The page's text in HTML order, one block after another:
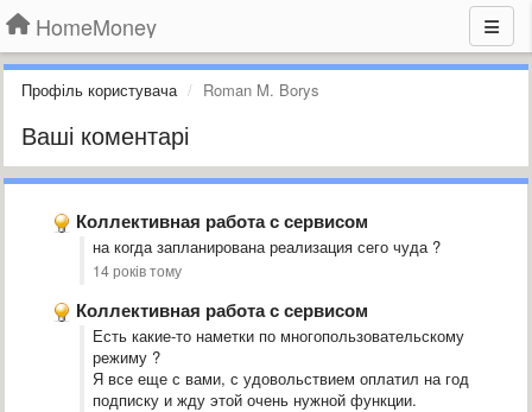
HomeMoney
Профіль користувача Roman M. Borys
Ваші коментарі
Коллективная работа с сервисом
на когда запланирована реализация сего чуда ?
14 років тому
Коллективная работа с сервисом
Есть какие-то наметки по многопользовательскому
режиму ?
Я все еще с вами, с удовольствием оплатил на год
подписку и жду этой очень нужной функции.